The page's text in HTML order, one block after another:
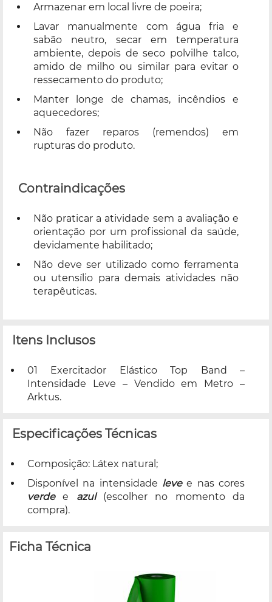
Armazenar em local livre de poeira;
Lavar manualmente com água fria e
sabão neutro, secar em temperatura
ambiente, depois de seco polvilhe talco,
amido de milho ou similar para evitar o
ressecamento do produto;
Manter longe de chamas, incêndios e
aquecedores;
Não fazer reparos (remendos) em
rupturas do produto.
Contraindicações
Não praticar a atividade sem a avaliação e
orientação por um profissional da saúde,
devidamente habilitado;
Não deve ser utilizado como ferramenta
ou utensílio para demais atividades não
terapêuticas.
Itens Inclusos
01 Exercitador Elástico Top Band –
Intensidade Leve – Vendido em Metro –
Arktus.
Especificações Técnicas
Composição: Látex natural;
Disponível na intensidade levee nas cores
verdee azul(escolher no momento da
compra).
Ficha Técnica